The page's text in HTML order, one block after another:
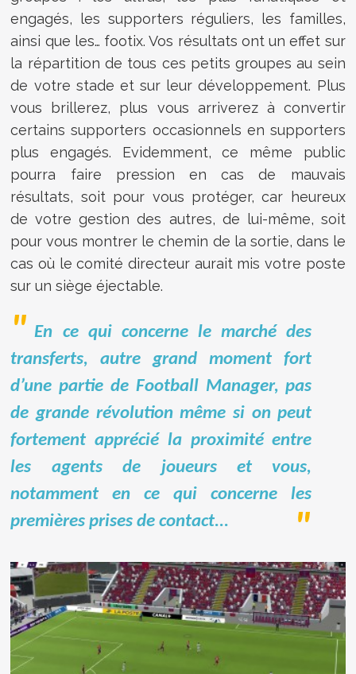
engagés, les supporters réguliers, les familles,
ainsi que les… footix. Vos résultats ont un effet sur
la répartition de tous ces petits groupes au sein
de votre stade et sur leur développement. Plus
vous brillerez, plus vous arriverez à convertir
certains supporters occasionnels en supporters
plus engagés. Evidemment, ce même public
pourra faire pression en cas de mauvais
résultats, soit pour vous protéger, car heureux
de votre gestion des autres, de lui-même, soit
pour vous montrer le chemin de la sortie, dans le
cas où le comité directeur aurait mis votre poste
sur un siège éjectable.
En ce qui concerne le marché des
transferts, autre grand moment fort
d’une partie de Football Manager, pas
de grande révolution même si on peut
fortement apprécié la proximité entre
les agents de joueurs et vous,
notamment en ce qui concerne les
premières prises de contact...